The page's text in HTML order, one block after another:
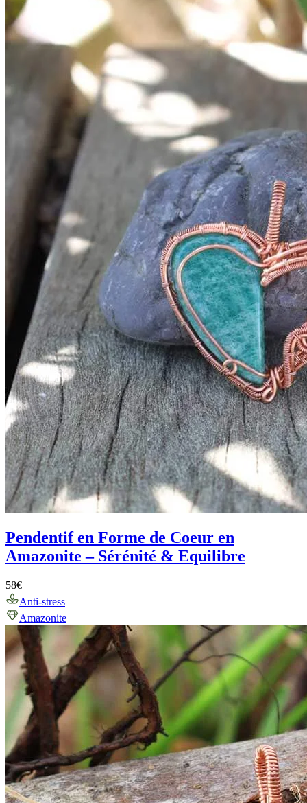
Pendentif en Forme de Coeur en
Amazonite – Sérénité & Equilibre
58€
Anti-stress
Amazonite